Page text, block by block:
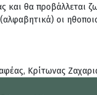
και θα προβάλλεται
οι
Κρίτωνας